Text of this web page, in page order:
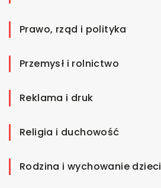
Prawo, rząd i polityka
Przemysł i rolnictwo
Reklama i druk
Religia i duchowość
Rodzina i wychowanie dzieci